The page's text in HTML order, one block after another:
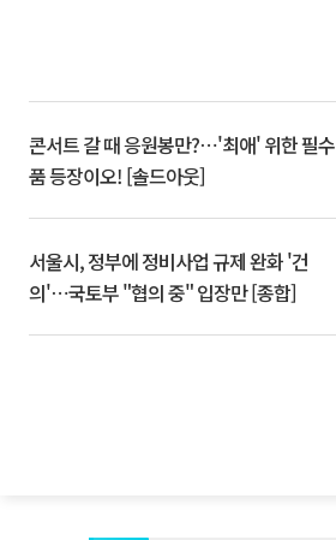
콘서트 갈 때 응원봉만?⋯'최애' 위한 필수
품 등장이오! [솔드아웃]
서울시, 정부에 정비사업 규제 완화 '건
의'⋯국토부 "협의 중" 입장만 [종합]